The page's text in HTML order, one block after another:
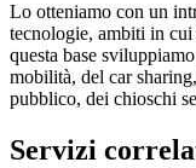
Lo otteniamo con un
tecnologie, ambiti in
questa base
mobilità, del car
pubblico, dei chioschi
Servizi